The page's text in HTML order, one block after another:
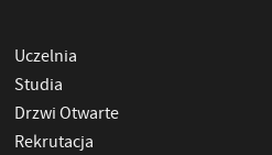
Uczelnia
Studia
Drzwi Otwarte
Rekrutacja